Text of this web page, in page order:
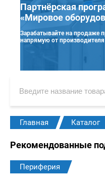
Партнёрская
«Мировое
Зарабатывайте на продаже
напрямую от производителя
Главная Каталог
Рекомендованные
Периферия